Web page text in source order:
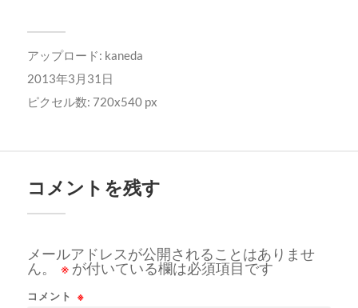
アップロード: kaneda
2013年3月31日
ピクセル数: 720x540 px
コメントを残す
メールアドレスが公開されることはありませ
ん。
※ が付いている欄は必須項目です
コメント ※